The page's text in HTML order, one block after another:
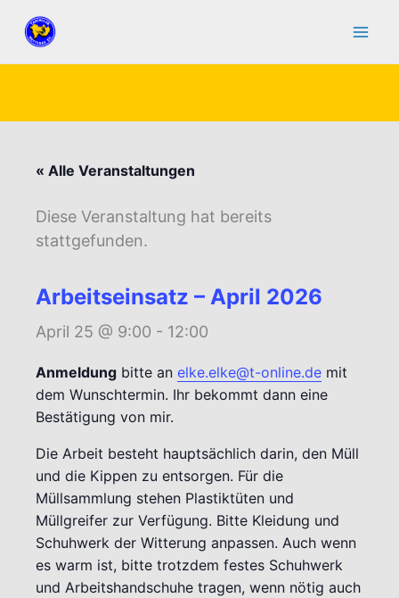
Inhalt
« Alle Veranstaltungen
Diese Veranstaltung hat bereits
stattgefunden.
Arbeitseinsatz – April 2026
April 25 @ 9:00 - 12:00
Anmeldung bitte an elke.elke@t-online.de mit
dem Wunschtermin. Ihr bekommt dann eine
Bestätigung von mir.
Die Arbeit besteht hauptsächlich darin, den Müll
und die Kippen zu entsorgen. Für die
Müllsammlung stehen Plastiktüten und
Müllgreifer zur Verfügung. Bitte Kleidung und
Schuhwerk der Witterung anpassen. Auch wenn
es warm ist, bitte trotzdem festes Schuhwerk
und Arbeitshandschuhe tragen, wenn nötig auch